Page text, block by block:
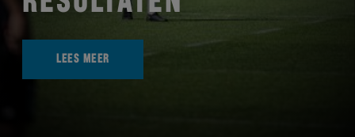
LEES MEER